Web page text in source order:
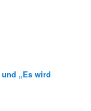
„Es wird